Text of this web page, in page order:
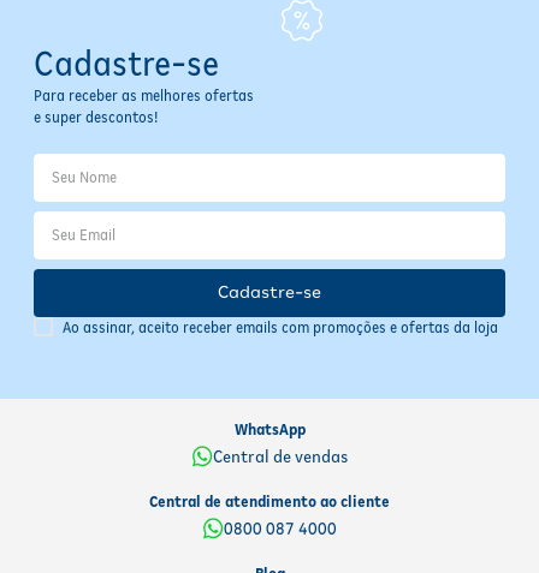
Cadastre-se
Para receber as melhores ofertas
e super descontos!
Ao assinar, aceito receber emails com promoções e ofertas da loja
Cadastre-se
WhatsApp
Central de vendas
Central de atendimento ao cliente
0800 087 4000